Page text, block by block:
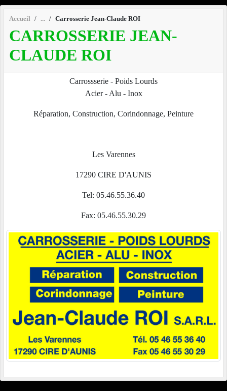
Accueil Carrosserie Jean-Claude ROI
CARROSSERIE JEAN-
CLAUDE ROI
Carrossserie - Poids Lourds
Acier - Alu - Inox
Réparation, Construction, Corindonnage, Peinture
Les Varennes
17290 CIRE D'AUNIS
Tel: 05.46.55.36.40
Fax: 05.46.55.30.29